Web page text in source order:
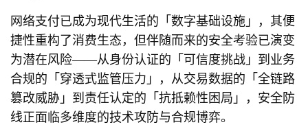
网络支付已成为现代生活的「数字基础设施」，其便
捷性重构了消费生态，但伴随而来的安全考验已演变
为潜在风险——从身份认证的「可信度挑战」到业务
合规的「穿透式监管压力」，从交易数据的「全链路
篡改威胁」到责任认定的「抗抵赖性困局」，安全防
线正面临多维度的技术攻防与合规博弈。